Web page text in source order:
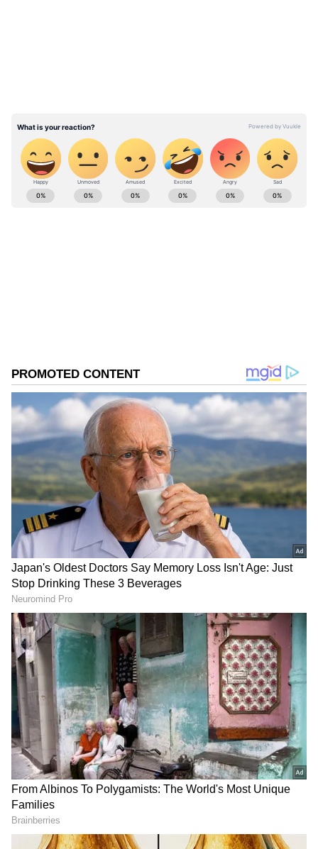
చికెన్ పాక్స్‌కు సంబంధించిన ఆనవాళ్లు ఏవీ కనిపించలేదని
పోలీసులు వివరించారు. కానీ, ఆయన ఏ నేరమూ చేసినట్టు
ఫిర్యాదులు అందలేవని తెలిపారు. కాబట్టి, వారి బంధువులు
పోలీసు స్టేషన్‌కు వచ్చిన తర్వాత
వదిలిపెట్టినట్టు వివరించారు.
జిష్ణు నంబూతిరి పేర్లు, చిరునామా, ఇతర వివరాలు
పరిశీలించి అతడిని వదిలిపెట్టినట్టు పోలీసులు తెలిపారు.
ABOUT THE AUTHOR
DOWNLOAD APP
RECOMMENDED STORIES